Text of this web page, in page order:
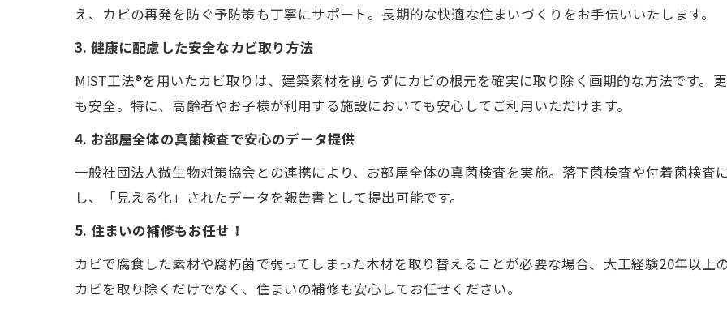
え、カビの再発を防ぐ予防策も丁寧にサポート。長期的な快適な住まいづくりをお手伝いいたします。
3. 健康に配慮した安全なカビ取り方法
MIST工法®を用いたカビ取りは、建築素材を削らずにカビの根元を確実に取り除く画期的な方法です。
も安全。特に、高齢者やお子様が利用する施設においても安心してご利用いただけます。
4. お部屋全体の真菌検査で安心のデータ提供
一般社団法人微生物対策協会との連携により、お部屋全体の真菌検査を実施。落下菌検査や付着菌検査
し、「見える化」されたデータを報告書として提出可能です。
5. 住まいの補修もお任せ！
カビで腐食した素材や腐朽菌で弱ってしまった木材を取り替えることが必要な場合、大工経験20年以上
カビを取り除くだけでなく、住まいの補修も安心してお任せください。